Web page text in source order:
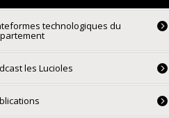
technologiques du
les Lucioles